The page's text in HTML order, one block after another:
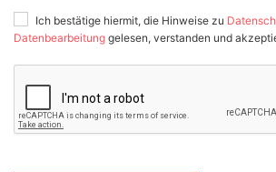
Ich bestätige hiermit, die Hinweise zu
Datenbearbeitung gelesen, verstanden und